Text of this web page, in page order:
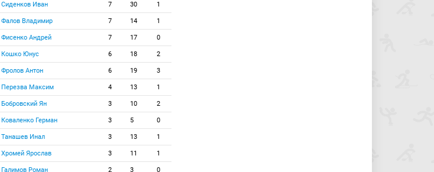
Сиденков Иван 7 30 1
Фалов Владимир 7 14 1
Фисенко Андрей 7 17 0
Кошко Юнус 6 18 2
Фролов Антон 6 19 3
Перезва Максим 4 13 1
Бобровский Ян 3 10 2
Коваленко Герман 3 5 0
Танашев Инал 3 13 1
Хромей Ярослав 3 11 1
Галимов Роман 2 3 0